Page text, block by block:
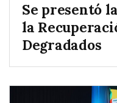
Se presentó
la
Degradados